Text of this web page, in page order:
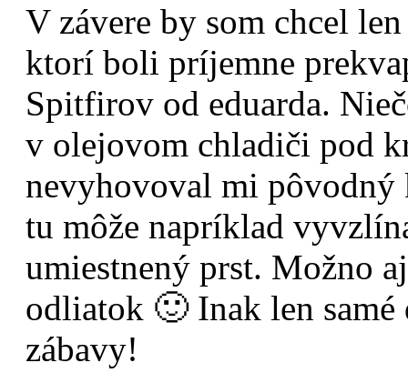
V závere by som chcel
ktorí boli príjemne
Spitfirov od eduarda.
v olejovom chladiči pod
nevyhovoval mi
tu môže napríklad
umiestnený prst. Možno
odliatok 🙂 Inak len samé
zábavy!